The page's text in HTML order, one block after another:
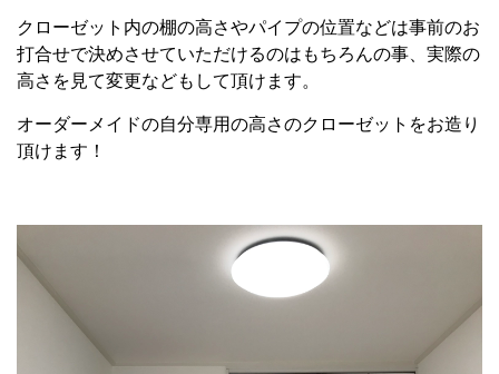
クローゼット内の棚の高さやパイプの位置などは事前のお
打合せで決めさせていただけるのはもちろんの事、実際の
高さを見て変更などもして頂けます。
オーダーメイドの自分専用の高さのクローゼットをお造り
頂けます！